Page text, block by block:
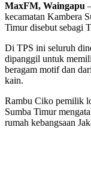
MaxFM, Waingapu
kecamatan Kambera
Timur disebut sebagi
Di TPS ini seluruh
dipanggil untuk
beragam motif dan
kain.
Rambu Ciko pemilik
Sumba Timur
rumah kebangsaan